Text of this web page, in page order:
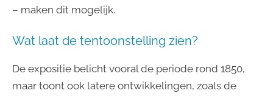
– maken dit mogelijk.
Wat laat de tentoonstelling zien?
De expositie belicht vooral de periode rond 1850,
maar toont ook latere ontwikkelingen, zoals de